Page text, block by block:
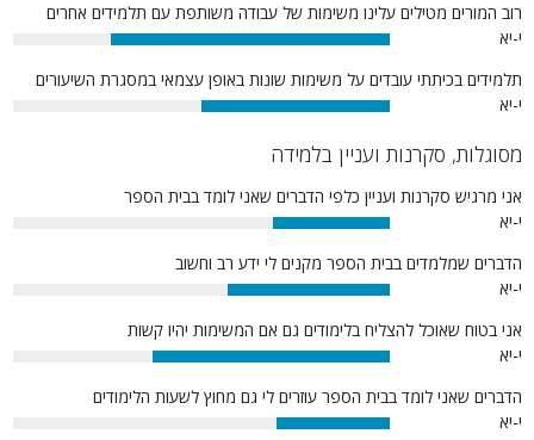
רוב המורים מטילים עלינו משימות של עבודה משותפת עם תלמידים אחרים
י-יא
74%
תלמידים בכיתתי עובדים על משימות שונות באופן עצמאי במסגרת השיעורים
י-יא
50%
מסוגלות, סקרנות ועניין בלמידה
אני מרגיש סקרנות ועניין כלפי הדברים שאני לומד בבית הספר
י-יא
31%
הדברים שמלמדים בבית הספר מקנים לי ידע רב וחשוב
י-יא
43%
אני בטוח שאוכל להצליח בלימודים גם אם המשימות יהיו קשות
י-יא
63%
הדברים שאני לומד בבית הספר עוזרים לי גם מחוץ לשעות הלימודים
י-יא
30%